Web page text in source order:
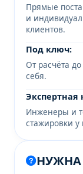
Прямые
и
клиентов.
Под ключ:
От расчёта
себя.
Экспертная
Инженеры и
стажировки у